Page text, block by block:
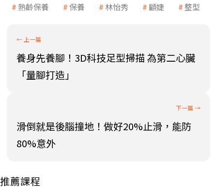
熟齡保養 保養 林怡秀 顧婕 整型
養身先養腳！3D科技足型掃描 為第二心臟
「量腳打造」
滑倒就是後腦撞地！做好20%止滑，能防
80%意外
推薦課程